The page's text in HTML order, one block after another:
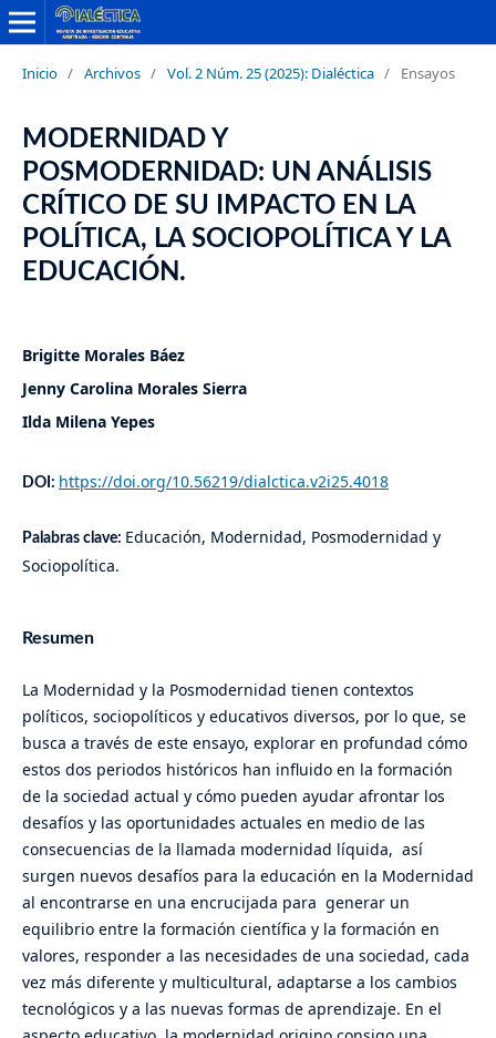
Inicio / Archivos / Vol. 2 Núm. 25 (2025): Dialéctica / Ensayos
MODERNIDAD Y
POSMODERNIDAD: UN ANÁLISIS
CRÍTICO DE SU IMPACTO EN LA
POLÍTICA, LA SOCIOPOLÍTICA Y LA
EDUCACIÓN.
Brigitte Morales Báez
Jenny Carolina Morales Sierra
Ilda Milena Yepes
DOI: https://doi.org/10.56219/dialctica.v2i25.4018
Palabras clave: Educación, Modernidad, Posmodernidad y
Sociopolítica.
Resumen
La Modernidad y la Posmodernidad tienen contextos
políticos, sociopolíticos y educativos diversos, por lo que, se
busca a través de este ensayo, explorar en profundad cómo
estos dos periodos históricos han influido en la formación
de la sociedad actual y cómo pueden ayudar afrontar los
desafíos y las oportunidades actuales en medio de las
consecuencias de la llamada modernidad líquida, así
surgen nuevos desafíos para la educación en la Modernidad
al encontrarse en una encrucijada para generar un
equilibrio entre la formación científica y la formación en
valores, responder a las necesidades de una sociedad, cada
vez más diferente y multicultural, adaptarse a los cambios
tecnológicos y a las nuevas formas de aprendizaje. En el